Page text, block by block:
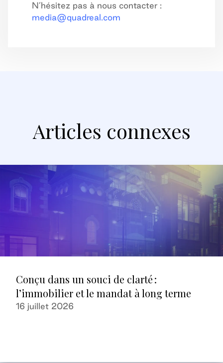
N’hésitez pas à nous contacter :
media@quadreal.com
Articles connexes
Conçu dans un souci de clarté :
l’immobilier et le mandat à long terme
16 juillet 2026